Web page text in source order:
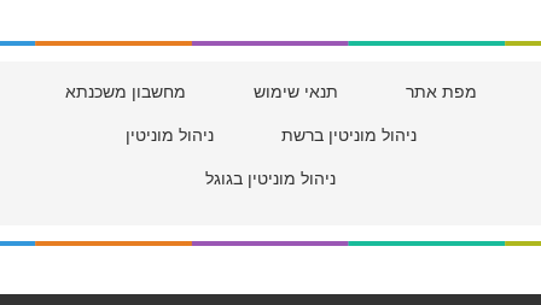
מפת אתר תנאי שימוש מחשבון משכנתא
ניהול מוניטין ברשת ניהול מוניטין
ניהול מוניטין בגוגל